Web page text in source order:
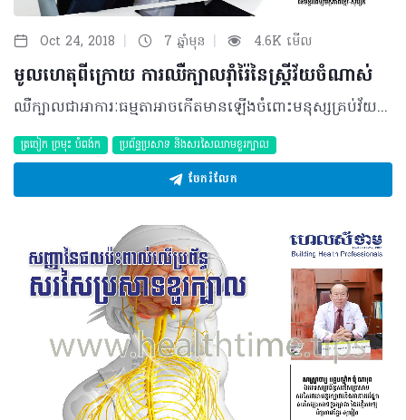
Oct 24, 2018 | 7 ឆ្នាំមុន | 4.6K មើល
មូលហេតុពីក្រោយ ការឈឺក្បាលរ៉ាំរ៉ៃនៃស្ត្រីវ័យចំណាស់
ឈឺក្បាលជាអាការៈធម្មតាអាចកើតមានឡើងចំពោះមនុស្សគ្រប់វ័យនៅពេលគិតច្រើន ប៉ុន្តែប្រសិនបើកើតចំពោះស្ត្រីវ័យចំណាស់ជាប្រចាំវិញនោះ វាអាចជាសញ្ញានៃផលប៉ះពាល់ធ្ងន់ធ្ងរមួយចំនួន ដែលតម្រូវឲ្យមានការព្យាបាលជាមួយវេជ្ជបណ្ឌិតឯកទេស។ សំណួរ ៖ ម្តាយរបស់ខ្ញុំមានអាយុ ៤៧ឆ្នាំ កម្ពស់១.៥៧ម៉ែត្រ ទម្ងន់ ៥៣គីឡូក្រាម និងមានមុខរបរជាមេផ្ទះ។ គាត់មានបញ្ហាសុខភាព ដោយគិតច្រើន ភ័យរន្ធត់ មានអារម្មណ៍ឈឺក្បាល ហើយគាត់មានជំងឺទាក់ទងនឹងសរសៃឈាមបេះដូងដែលអាការៈនេះកើតឡើងអស់រយៈពេល ៤ ទៅ៥ឆ្នាំទៅហើយ។ តើធ្វើដូចម្តេចទើបម្តាយរបស់ខ្ញុំអាចបាត់ឈឺក្បាល? ចម្លើយ ៖ ប្រហែលជាម្តាយរបស់ប្អូនមានការគិត និងព្រួយបារម្ភច្រើនលើជំងឺបេះដូងរបស់គាត់ និងដោយសារគាត់ជាមេផ្ទះផងនោះគាត់អាចមានបញ្ហាស្មុគស្មាញខ្លះ ដែលនាំឲ្យគាត់មានការឈឺក្បាលរ៉ាំរ៉ៃ ដោយសារការគិតរបស់គាត់។ ករណីនេះ គាត់គួរតែពិនិត្យ និងពិភាក្សាជាមួយវេជ្ជបណ្ឌិត ជំនាញប្រព័ន្ធសរសៃប្រសាទខួរក្បាលឲ្យបានច្បាស់លាស់ ព្រោះនេះជាជំងឺរ៉ាំរ៉ៃជាប់ទាក់ទង នឹងខួរក្បាល ឬមួយជំងឺបេះដូង ដើម្បីឲ្យគាត់ធូរស្រាលចិត្ត និងទទួលការព្យាបាលឲ្យត្រឹមត្រូវ នោះទើបការឈឺក្បាលរបស់គាត់អាចនឹងប្រសើរឡើង។ បកស្រាយដោយ ៖​ សាស្ត្រាចារ្យ វេជ្ជបណ្ឌិត ជុំ ណាវុធ ឯកទេសប្រព័ន្ធសរសៃប្រសាទ សរសៃឈាមខួរក្បាល និងជានាយផ្នែកសរសៃប្រសាទខួរក្បាល នៃមន្ទីរពេទ្យមិត្តភាពខ្មែរ-សូវៀត ©2018 រក្សាសិទ្ធិគ្រប់យ៉ាង​ដោយ Healthtime Corporation ចំពោះគ្រប់អត្ថបទដោយគ្មានផ្នែកណាមួយត្រូវបោះពុម្ពផ្សាយចូលប្រព័ន្ធអ៊ីនធឺណែត ឧបករណ៍អេឡិចត្រូនិក អាត់ជាសំឡេង ឬថតចំលងគ្រប់រូបភាពដោយគ្មានការអនុញ្ញាតឡើយ
ត្រចៀក ច្រមុះ បំពង់ក ប្រព័ន្ធប្រសាទ និងសរសៃឈាមខួរក្បាល
ចែករំលែក